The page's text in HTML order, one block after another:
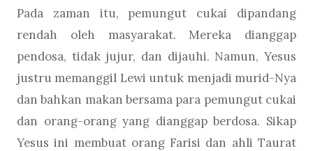
Pada zaman itu, pemungut cukai dipandang
rendah oleh masyarakat. Mereka dianggap
pendosa, tidak jujur, dan dijauhi. Namun, Yesus
justru memanggil Lewi untuk menjadi murid-Nya
dan bahkan makan bersama para pemungut cukai
dan orang-orang yang dianggap berdosa. Sikap
Yesus ini membuat orang Farisi dan ahli Taurat